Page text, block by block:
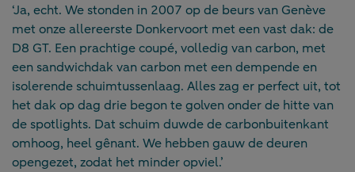
‘Ja, echt. We stonden in 2007 op de beurs van Genève
met onze allereerste Donkervoort met een vast dak: de
D8 GT. Een prachtige coupé, volledig van carbon, met
een sandwichdak van carbon met een dempende en
isolerende schuimtussenlaag. Alles zag er perfect uit, tot
het dak op dag drie begon te golven onder de hitte van
de spotlights. Dat schuim duwde de carbonbuitenkant
omhoog, heel gênant. We hebben gauw de deuren
opengezet, zodat het minder opviel.’